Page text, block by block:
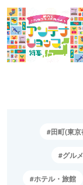
田町(東京
グルメ
ホテル・旅館